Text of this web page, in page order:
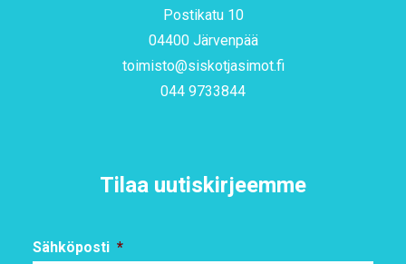
Postikatu 10
04400 Järvenpää
toimisto@siskotjasimot.fi
044 9733844
Tilaa uutiskirjeemme
Sähköposti *